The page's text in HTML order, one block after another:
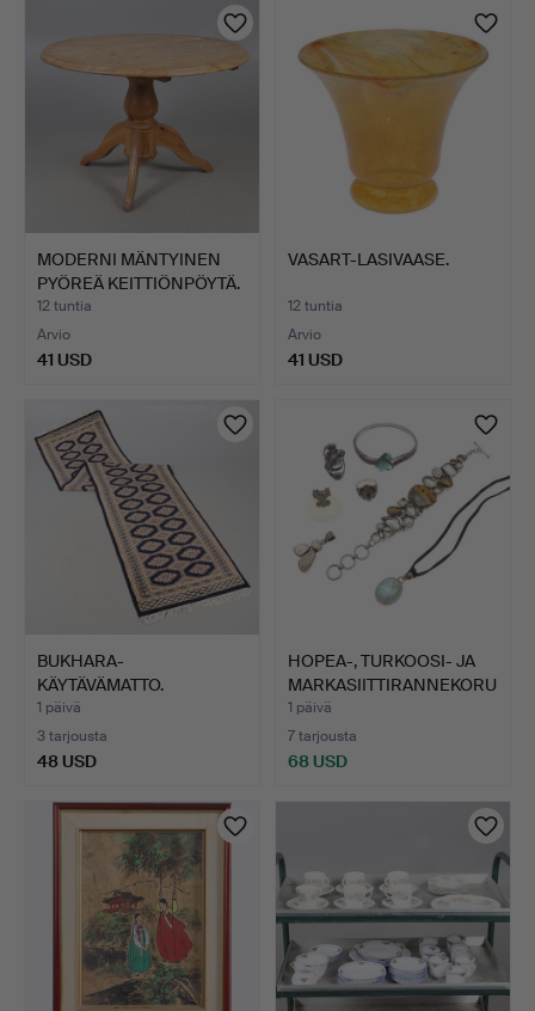
MODERNI MÄNTYINEN
PYÖREÄ KEITTIÖNPÖYTÄ.
12 tuntia
Arvio
41 USD
VASART-LASIVAASE.
12 tuntia
Arvio
41 USD
BUKHARA-
KÄYTÄVÄMATTO.
1 päivä
3 tarjousta
48 USD
HOPEA-, TURKOOSI- JA
MARKASIITTIRANNEKORU
…
1 päivä
7 tarjousta
68 USD